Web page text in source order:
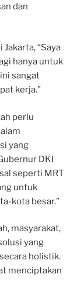
dan
“Saya
hanya untuk
sangat
kerja.”
perlu
yang
DKI
seperti MRT
untuk
kota besar.”
masyarakat,
yang
holistik.
menciptakan